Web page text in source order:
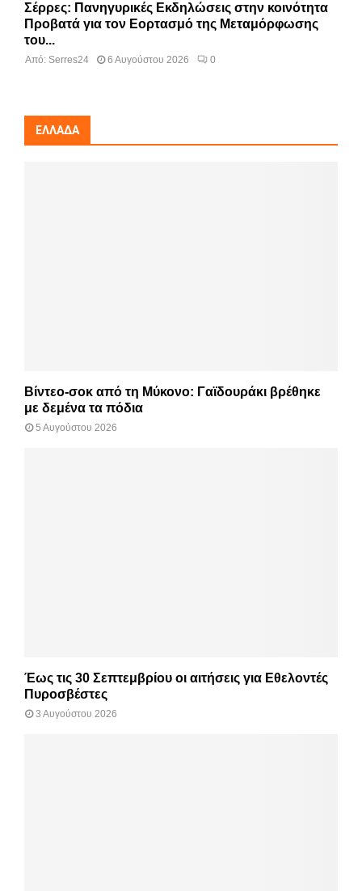
Σέρρες: Πανηγυρικές Εκδηλώσεις στην κοινότητα
Προβατά για τον Εορτασμό της Μεταμόρφωσης
του...
Από: Serres24 6 Αυγούστου 2026 0
ΕΛΛΆΔΑ
Βίντεο-σοκ από τη Μύκονο: Γαϊδουράκι βρέθηκε
με δεμένα τα πόδια
5 Αυγούστου 2026
Έως τις 30 Σεπτεμβρίου οι αιτήσεις για Εθελοντές
Πυροσβέστες
3 Αυγούστου 2026